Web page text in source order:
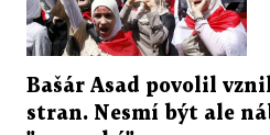
Bašár Asad povolil
stran. Nesmí být ale